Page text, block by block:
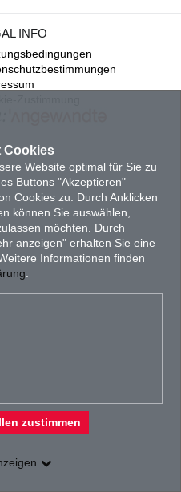
Cookies
Website optimal für Sie zu
Buttons "Akzeptieren"
Cookies zu. Durch Anklicken
können Sie auswählen,
möchten. Durch
anzeigen" erhalten Sie eine
Informationen finden
zustimmen
INFO